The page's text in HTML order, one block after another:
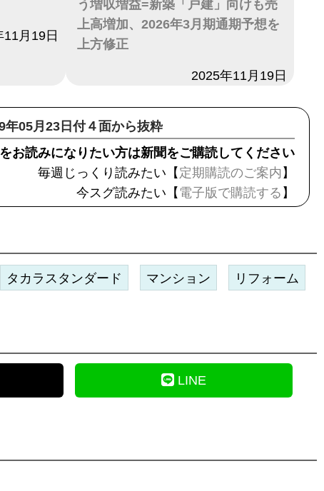
11月19日
う増収増益=新築「戸建」向けも売
上高増加、2026年3月期通期予想を
上方修正
2025年11月19日
年05月23日付４面から抜粋
お読みになりたい方は新聞をご購読してください
毎週じっくり読みたい【 定期購読のご案内 】
今スグ読みたい【 電子版で購読する 】
タカラスタンダード マンション リフォーム
LINE